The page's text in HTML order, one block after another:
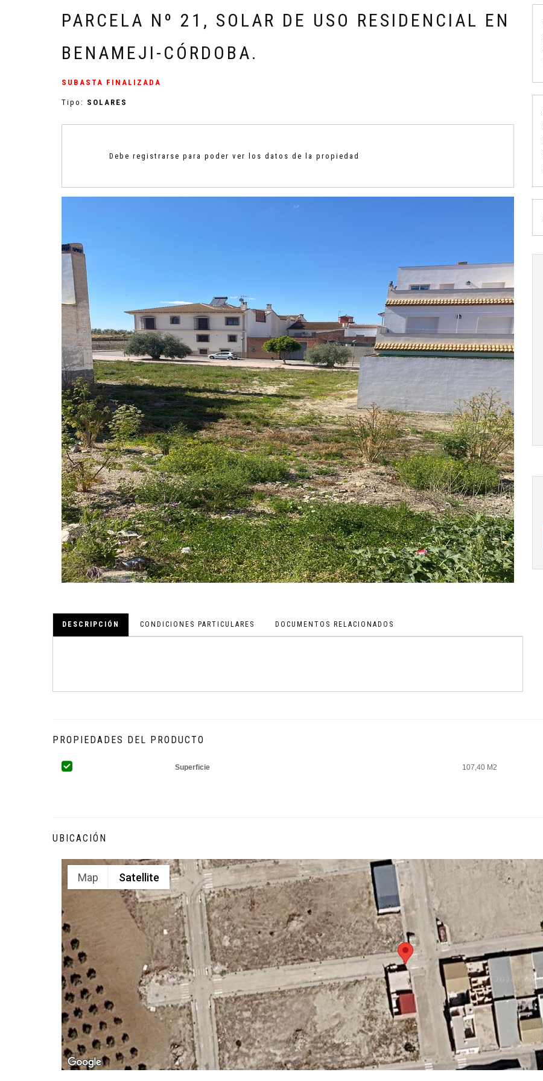
PARCELA Nº 21, SOLAR DE USO RESIDENCIAL EN
BENAMEJI-CÓRDOBA.
SUBASTA FINALIZADA
Tipo: SOLARES
Debe registrarse para poder ver los datos de la propiedad
DESCRIPCIÓN CONDICIONES PARTICULARES DOCUMENTOS RELACIONADOS
PROPIEDADES DEL PRODUCTO
Superficie 107,40 M2
UBICACIÓN
Map Satellite